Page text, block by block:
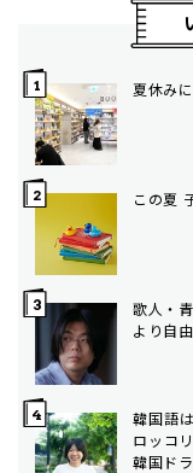
夏休み
この夏
歌人・
より自
韓国語
ロッコ
韓国ド